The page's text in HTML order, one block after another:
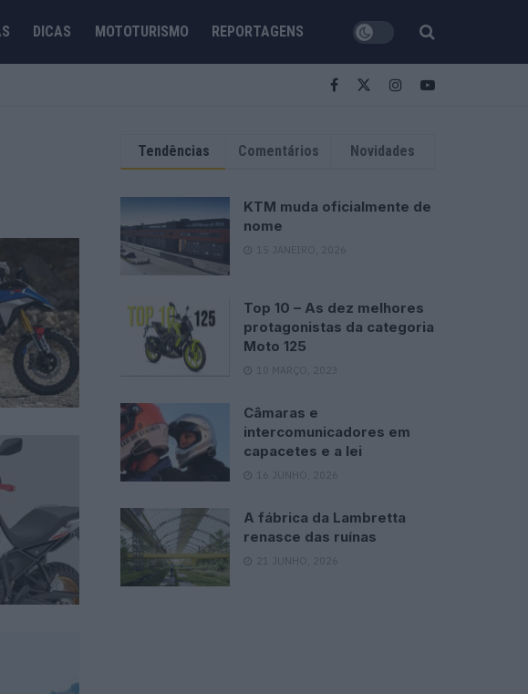
DICAS MOTOTURISMO REPORTAGENS
Tendências Comentários Novidades
KTM muda oficialmente de
nome
15 JANEIRO, 2026
Top 10 – As dez melhores
protagonistas da categoria
Moto 125
10 MARÇO, 2023
Câmaras e
intercomunicadores em
capacetes e a lei
16 JUNHO, 2026
A fábrica da Lambretta
renasce das ruínas
21 JUNHO, 2026